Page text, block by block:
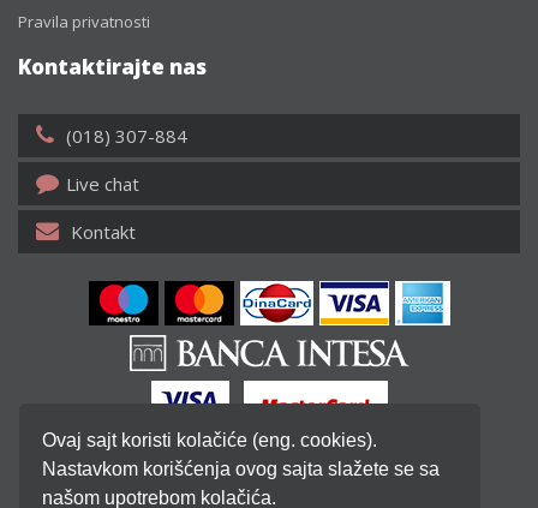
Ovaj sajt koristi kolačiće (eng. cookies).
Nastavkom korišćenja ovog sajta slažete se sa
našom upotrebom kolačića.
Pravila privatnosti
Kontaktirajte nas
(018) 307-884
Live chat
Kontakt